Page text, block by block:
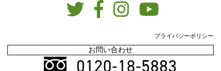
プライバシーポリシー
お問い合わせ
0120-18-5883